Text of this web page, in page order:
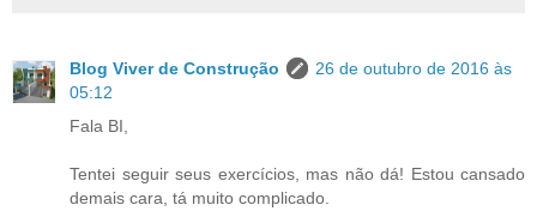
Blog Viver de Construção
26 de outubro de 2016 às
05:12
Fala BI,
Tentei seguir seus exercícios, mas não dá! Estou cansado
demais cara, tá muito complicado.